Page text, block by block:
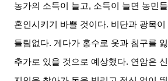
농가의 소득이 늘고, 소득이 늘면 농민
혼인시키기 바쁠 것이다. 비단과 광목이
틀림없다. 게다가 홍수로 옷과 침구를
추가로 있을 것으로 예상했다. 연암은